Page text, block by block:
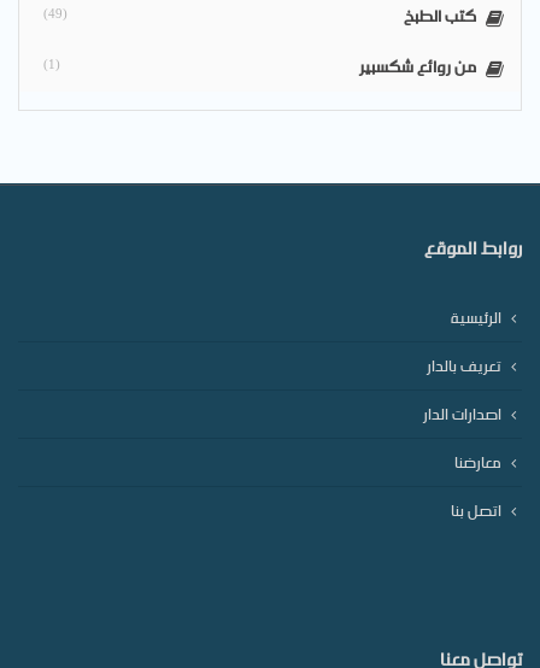
كتب الطبخ (49)
من روائع شكسبير (1)
روابط الموقع
الرئيسية
تعريف بالدار
اصدارات الدار
معارضنا
اتصل بنا
تواصل معنا